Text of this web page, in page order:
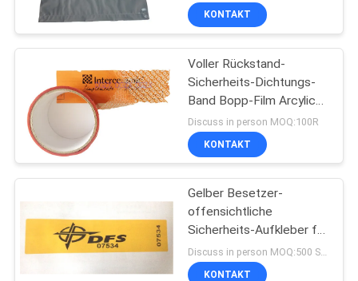
Besetzer-Beweis-
Sicherheits-
Aufkleber
Besetzer-Dichtungs-
Band
KONTAKT
Voller Rückstand-
Sicherheits-Dichtungs-
Band Bopp-Film Arcylic-
Druck-Kleber
Discuss in person MOQ:100R
KONTAKT
Gelber Besetzer-
offensichtliche
Sicherheits-Aufkleber für
DFS-Finanzbank-
Abteilung
Discuss in person MOQ:500 Stück
KONTAKT